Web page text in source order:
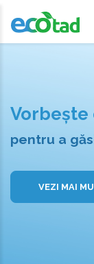
Vorbește
pentru a
VEZI MAI